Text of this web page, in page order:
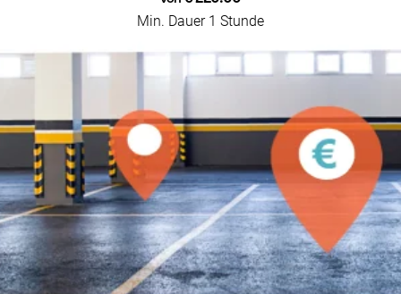
Min. Dauer 1 Stunde